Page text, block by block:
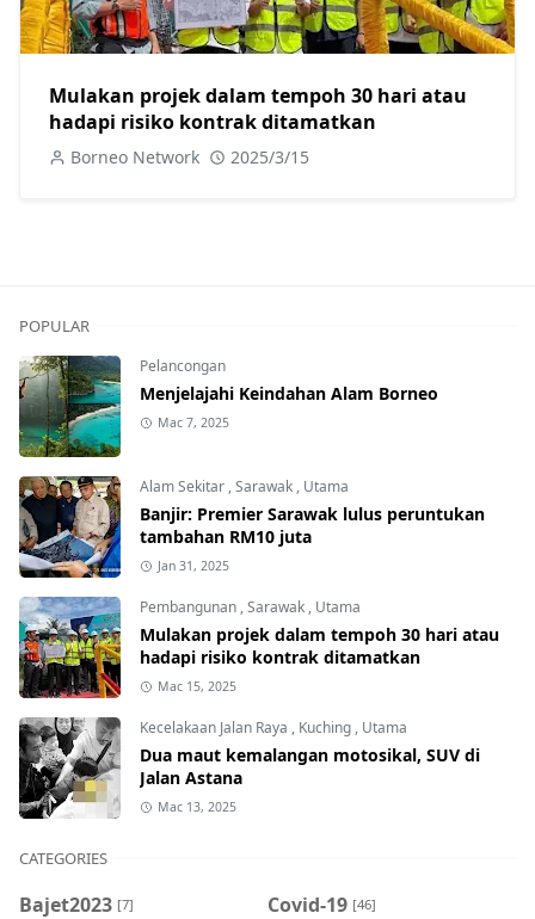
Mulakan projek dalam tempoh 30 hari atau
hadapi risiko kontrak ditamatkan
Borneo Network 2025/3/15
POPULAR
Pelancongan
Menjelajahi Keindahan Alam Borneo
Mac 7, 2025
Alam Sekitar ,Sarawak , Utama
Banjir: Premier Sarawak lulus peruntukan
tambahan RM10 juta
Jan 31, 2025
Pembangunan ,Sarawak , Utama
Mulakan projek dalam tempoh 30 hari atau
hadapi risiko kontrak ditamatkan
Mac 15, 2025
Kecelakaan Jalan Raya , Kuching , Utama
Dua maut kemalangan motosikal, SUV di
Jalan Astana
Mac 13, 2025
CATEGORIES
Bajet2023 [7] Covid-19 [46]